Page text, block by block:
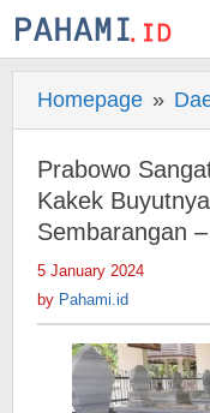
Skip
to
Homepage »
Prabowo
Kakek
Sembarangan
5 January 2024
by Pahami.id